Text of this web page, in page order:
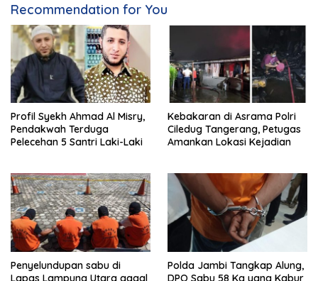
Recommendation for You
Profil Syekh Ahmad Al Misry,
Pendakwah Terduga
Pelecehan 5 Santri Laki-Laki
Kebakaran di Asrama Polri
Ciledug Tangerang, Petugas
Amankan Lokasi Kejadian
Penyelundupan sabu di
Lapas Lampung Utara gagal
Polda Jambi Tangkap Alung,
DPO Sabu 58 Kg yang Kabur